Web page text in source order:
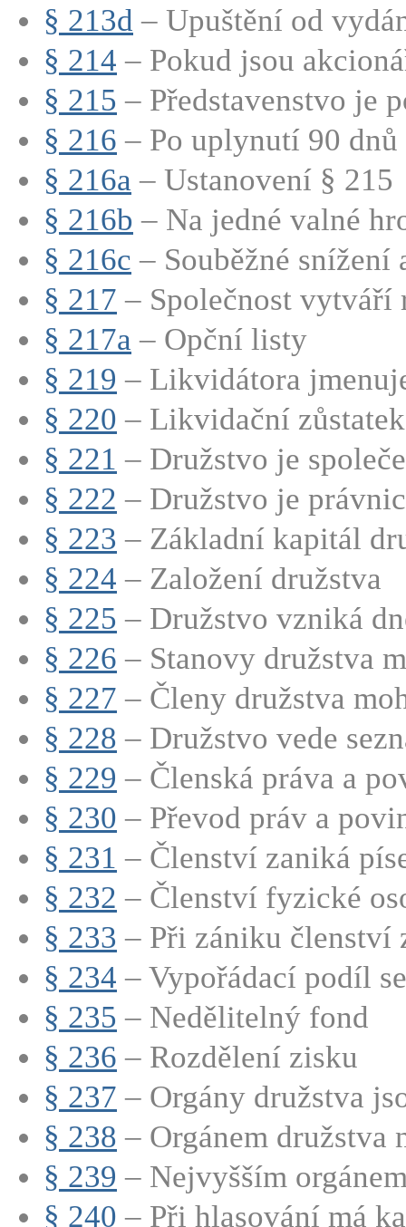
§ 213d – Upuštění od
§ 214 – Pokud jsou
§ 215 – Představenstvo je
§ 216 – Po uplynutí 90
§ 216a – Ustanovení § 215
§ 216b – Na jedné valné
§ 216c – Souběžné snížení
§ 217 – Společnost vytváří
§ 217a – Opční listy
§ 219 – Likvidátora
§ 220 – Likvidační
§ 221 – Družstvo je
§ 222 – Družstvo je
§ 223 – Základní kapitál
§ 224 – Založení družstva
§ 225 – Družstvo vzniká
§ 226 – Stanovy družstva
§ 227 – Členy družstva
§ 228 – Družstvo vede
§ 229 – Členská práva a
§ 230 – Převod práv a
§ 231 – Členství zaniká
§ 232 – Členství fyzické
§ 233 – Při zániku členství
§ 234 – Vypořádací podíl
§ 235 – Nedělitelný fond
§ 236 – Rozdělení zisku
§ 237 – Orgány družstva
§ 238 – Orgánem družstva
§ 239 – Nejvyšším
§ 240 – Při hlasování má